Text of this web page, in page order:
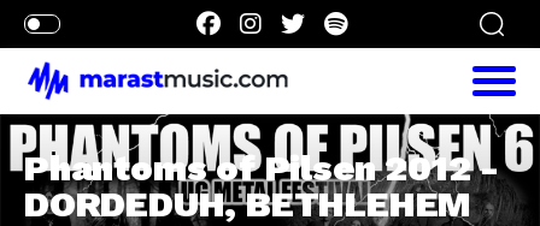
Phantoms of Pilsen 2012 -
DORDEDUH, BETHLEHEM